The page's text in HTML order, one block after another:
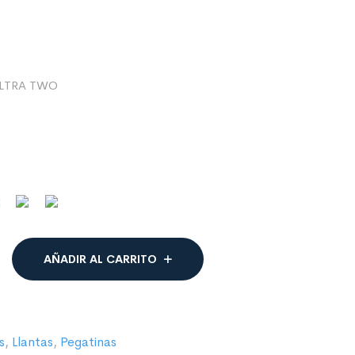
TWO
AÑADIR AL CARRITO
, Llantas, Pegatinas